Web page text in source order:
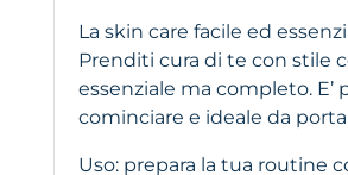
La skin care facile ed
Prenditi cura di te con stile
essenziale ma completo. E’
cominciare e ideale da
Uso: prepara la tua routine